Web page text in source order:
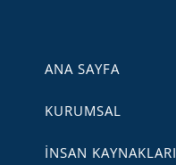
ANA SAYFA
KURUMSAL
İNSAN KAYNAKLARI